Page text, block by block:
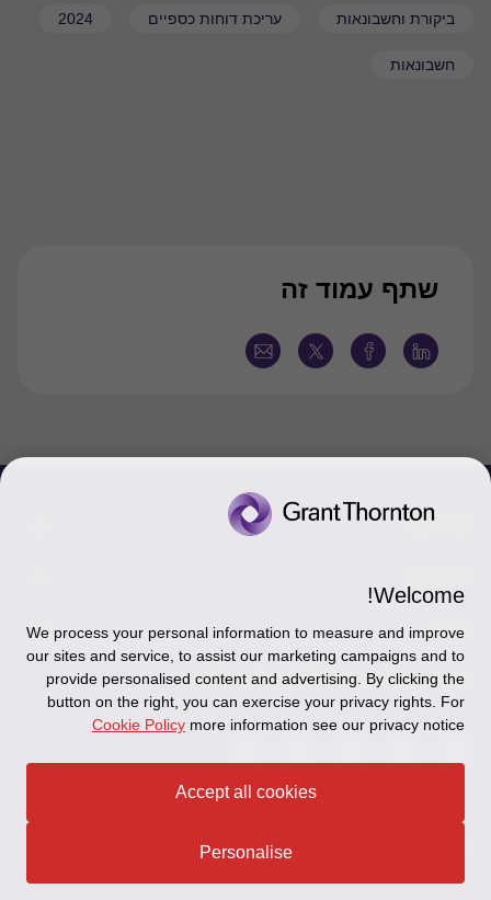
ביקורת וחשבונאות עריכת דוחות כספיים 2024
חשבונאות
שתף עמוד זה
צור קשר
כניסה לעובדים - דוא"ל
כניסה לעובדים - דוחות עבודה
אודותינו
זיכרון והנצחה
תקנון
מדיניות הפרטיות
Disclaimer
Ethics Hotline
עקבו אחרינו ברשתות החברתיות
Welcome!
We process your personal information to measure and improve
our sites and service, to assist our marketing campaigns and to
provide personalised content and advertising. By clicking the
button on the right, you can exercise your privacy rights. For
more information see our privacy notice
Cookie Policy
Accept all cookies
Personalise